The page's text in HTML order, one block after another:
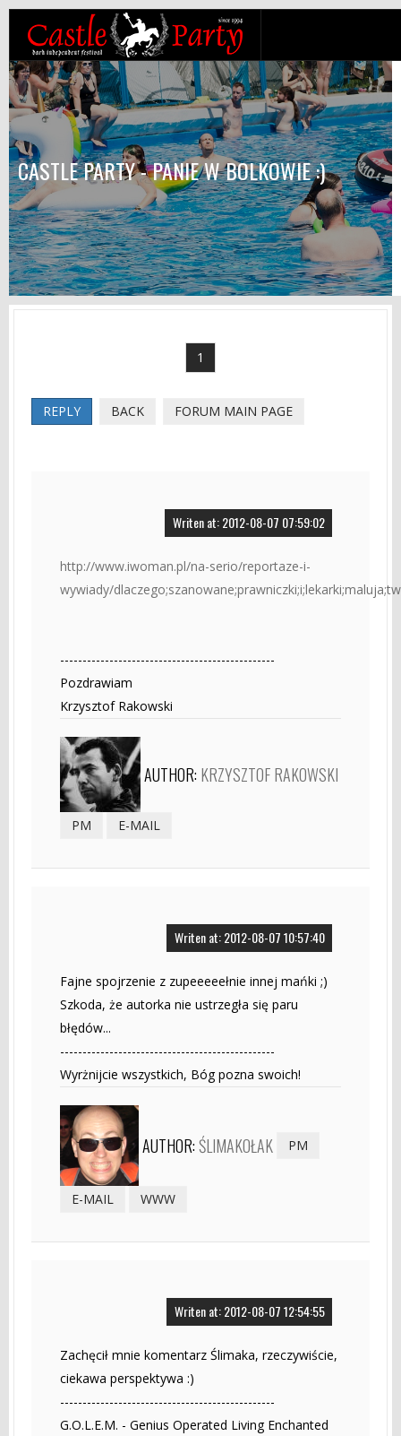
CASTLE PARTY - PANIE W BOLKOWIE :)
1
REPLY BACK FORUM MAIN PAGE
Writen at: 2012-08-07 07:59:02
http://www.iwoman.pl/na-serio/reportaze-i-
wywiady/
------------------------------------------------
Pozdrawiam
Krzysztof Rakowski
AUTHOR: KRZYSZTOF RAKOWSKI
PM E-MAIL
Writen at: 2012-08-07 10:57:40
Fajne spojrzenie z zupeeeeełnie innej mańki ;)
Szkoda, że autorka nie ustrzegła się paru
błędów...
------------------------------------------------
Wyrżnijcie wszystkich, Bóg pozna swoich!
AUTHOR:ŚLIMAKOŁAK PM
E-MAIL WWW
Writen at: 2012-08-07 12:54:55
Zachęcił mnie komentarz Ślimaka, rzeczywiście,
ciekawa perspektywa :)
------------------------------------------------
G.O.L.E.M. - Genius Operated Living Enchanted